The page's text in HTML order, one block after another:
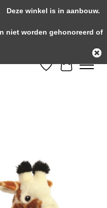
in Heythuysen!
Verlanglijst
Items
Deze winkel is in aanbouw.
niet worden gehonoreerd of